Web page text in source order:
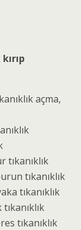
açma,
tıkanıklık
tıkanıklık
tıkanıklık
tıkanıklık
tıkanıklık